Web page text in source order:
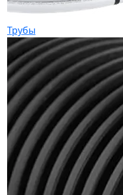
Трубы